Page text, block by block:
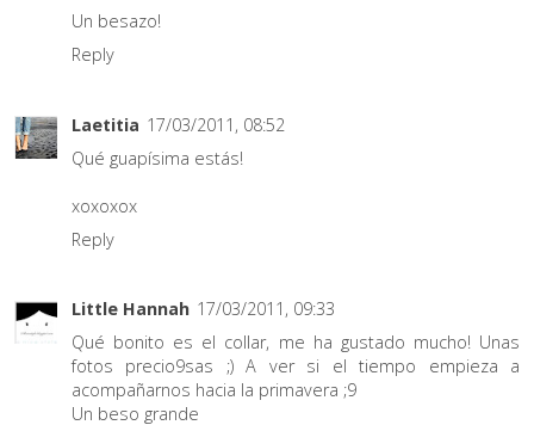
Un besazo!
Reply
Laetitia 17/03/2011, 08:52
Qué guapísima estás!
xoxoxox
Reply
Little Hannah 17/03/2011, 09:33
Qué bonito es el collar, me ha gustado mucho! Unas
fotos precio9sas ;) A ver si el tiempo empieza a
acompañarnos hacia la primavera ;9
Un beso grande